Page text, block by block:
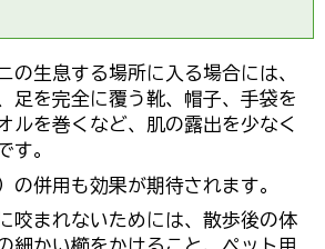
の生息する場所に入る場合には、
足を完全に覆う靴、帽子、手袋を
ルを巻くなど、肌の露出を少なく
す。
の併用も効果が期待されます。
咬まれないためには、散歩後の体
細かい櫛をかけること、ペット用